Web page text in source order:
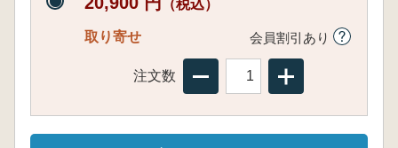
（税込）
取り寄せ 会員割引あり
注文数